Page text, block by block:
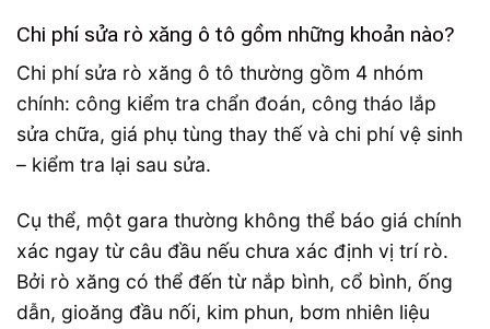
Chi phí sửa rò xăng ô tô gồm những khoản nào?
Chi phí sửa rò xăng ô tô thường gồm 4 nhóm
chính: công kiểm tra chẩn đoán, công tháo lắp
sửa chữa, giá phụ tùng thay thế và chi phí vệ sinh
– kiểm tra lại sau sửa.
Cụ thể, một gara thường không thể báo giá chính
xác ngay từ câu đầu nếu chưa xác định vị trí rò.
Bởi rò xăng có thể đến từ nắp bình, cổ bình, ống
dẫn, gioăng đầu nối, kim phun, bơm nhiên liệu